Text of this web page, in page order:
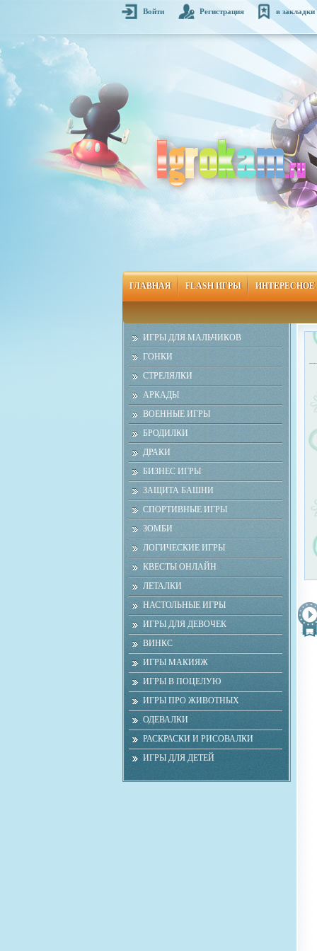
Войти Регистрация в закладки
ГЛАВНАЯ FLASH ИГРЫ ИНТЕРЕСНОЕ
ИГРЫ ДЛЯ МАЛЬЧИКОВ
ГОНКИ
СТРЕЛЯЛКИ
АРКАДЫ
ВОЕННЫЕ ИГРЫ
БРОДИЛКИ
ДРАКИ
БИЗНЕС ИГРЫ
ЗАЩИТА БАШНИ
СПОРТИВНЫЕ ИГРЫ
ЗОМБИ
ЛОГИЧЕСКИЕ ИГРЫ
КВЕСТЫ ОНЛАЙН
ЛЕТАЛКИ
НАСТОЛЬНЫЕ ИГРЫ
ИГРЫ ДЛЯ ДЕВОЧЕК
ВИНКС
ИГРЫ МАКИЯЖ
ИГРЫ В ПОЦЕЛУЮ
ИГРЫ ПРО ЖИВОТНЫХ
ОДЕВАЛКИ
РАСКРАСКИ И РИСОВАЛКИ
ИГРЫ ДЛЯ ДЕТЕЙ